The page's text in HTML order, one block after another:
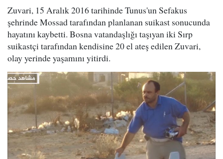
Zuvari, 15 Aralık 2016 tarihinde Tunus'un Sefakus
şehrinde Mossad tarafından planlanan suikast sonucunda
hayatını kaybetti. Bosna vatandaşlığı taşıyan iki Sırp
suikastçi tarafından kendisine 20 el ateş edilen Zuvari,
olay yerinde yaşamını yitirdi.